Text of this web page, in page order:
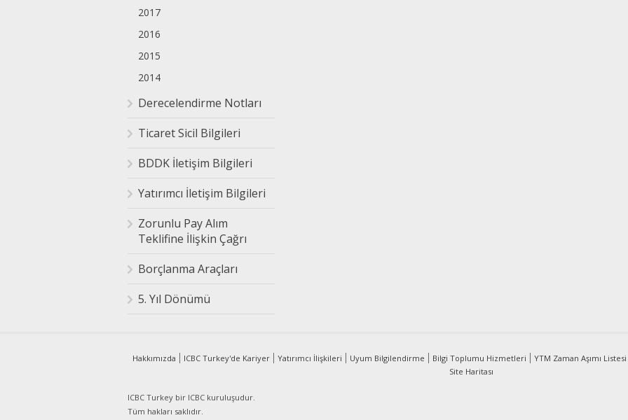
2017
2016
2015
2014
Derecelendirme Notları
Ticaret Sicil Bilgileri
BDDK İletişim Bilgileri
Yatırımcı İletişim Bilgileri
Zorunlu Pay Alım
Teklifine İlişkin Çağrı
Borçlanma Araçları
5. Yıl Dönümü
Hakkımızda ICBC Turkey'de Kariyer Yatırımcı İlişkileri Uyum Bilgilendirme Bilgi Toplumu Hizmetleri
YTM Zaman Aşımı Listesi
Site Haritası
ICBC Turkey bir ICBC kuruluşudur.
Tüm hakları saklıdır.